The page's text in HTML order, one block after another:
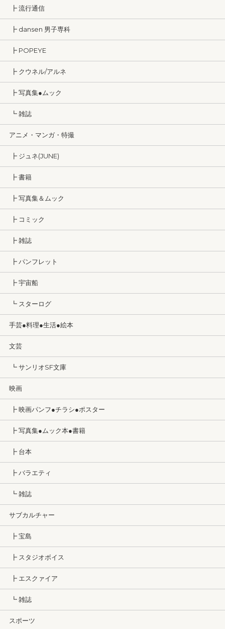
┣ 流行通信
┣ dansen 男子専科
┣ POPEYE
┣ クウネル/アルネ
┣ 写真集●ムック
┗ 雑誌
アニメ・マンガ・特撮
┣ ジュネ(JUNE)
┣ 書籍
┣ 写真集＆ムック
┣ コミック
┣ 雑誌
┣ パンフレット
┣ 宇宙船
┗ スターログ
手芸●料理●生活●絵本
文芸
┗ サンリオSF文庫
映画
┣ 映画パンフ●チラシ●ポスター
┣ 写真集●ムック本●書籍
┣ 台本
┣ バラエティ
┗ 雑誌
サブカルチャー
┣ 宝島
┣ スタジオボイス
┣ エスクァイア
┗ 雑誌
スポーツ